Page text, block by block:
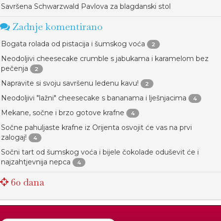
Savršena Schwarzwald Pavlova za blagdanski stol
Zadnje komentirano
Bogata rolada od pistacija i šumskog voća 2
Neodoljivi cheesecake crumble s jabukama i karamelom bez
pečenja
2
Napravite si svoju savršenu ledenu kavu! 2
Neodoljivi "lažni" cheesecake s bananama i lješnjacima 4
Mekane, sočne i brzo gotove krafne 4
Sočne pahuljaste krafne iz Orijenta osvojit će vas na prvi
zalogaj!
4
Sočni tart od šumskog voća i bijele čokolade oduševit će i
najzahtjevnija nepca
4
60 dana